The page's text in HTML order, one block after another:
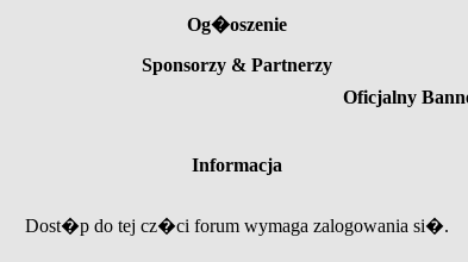
Og�oszenie
Sponsorzy & Partnerzy
Oficjalny
Informacja
Dost�p do tej cz�ci forum wymaga zalogowania si�.